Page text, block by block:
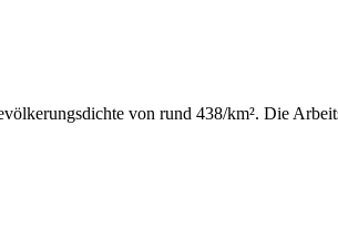
von rund 438/km². Die